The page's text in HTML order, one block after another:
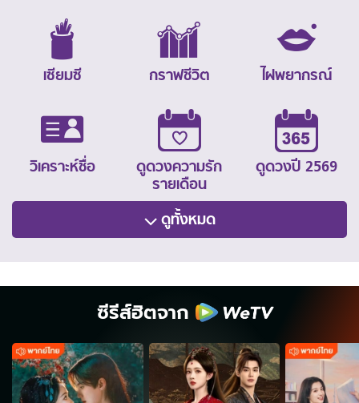
เซียมซี กราฟชีวิต ไฝพยากรณ์
วิเคราะห์ชื่อ
ดูดวงความรัก
รายเดือน
ดูดวงปี 2569
ดูทั้งหมด
ซีรีส์ฮิตจาก